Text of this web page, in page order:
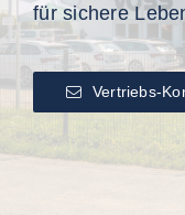
für sichere
Vertriebs-